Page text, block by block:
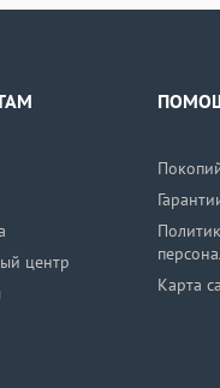
центр
Карта